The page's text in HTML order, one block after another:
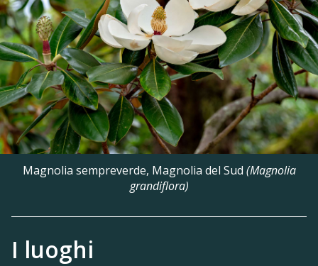
Magnolia sempreverde, Magnolia del Sud (Magnolia
grandiflora)
I luoghi